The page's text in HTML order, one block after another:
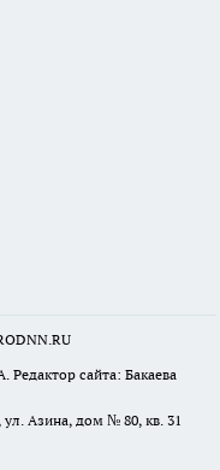
сайта: Бакаева
ул. Азина, дом № 80, кв. 31